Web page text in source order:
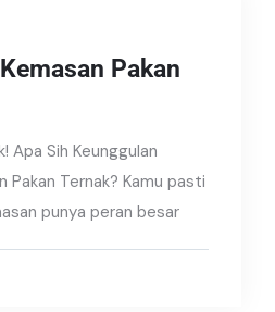
Pakan
Apa Sih Keunggulan
Pakan Ternak? Kamu pasti
punya peran besar